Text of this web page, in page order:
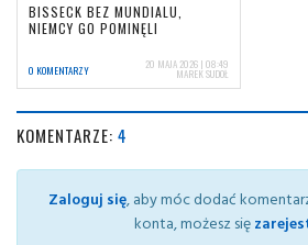
BISSECK BEZ MUNDIALU,
NIEMCY GO POMINĘLI
0 KOMENTARZY 20 MAJA 2026 | 08:49
MAREK SUDOŁ
KOMENTARZE: 4
Zaloguj się, aby móc dodać
konta, możesz się